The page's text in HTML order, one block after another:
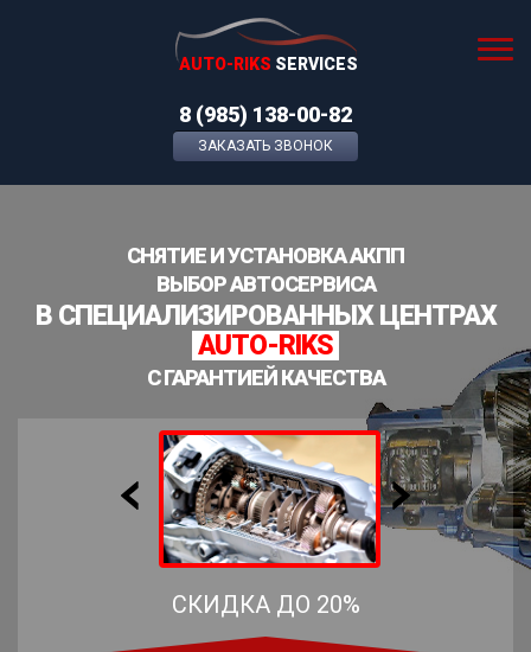
AUTO-RIKS SERVICES
8 (985) 138-00-82
ЗАКАЗАТЬ ЗВОНОК
СНЯТИЕ И УСТАНОВКА АКПП
ВЫБОР АВТОСЕРВИСА
В СПЕЦИАЛИЗИРОВАННЫХ ЦЕНТРАХ
AUTO-RIKS
С ГАРАНТИЕЙ КАЧЕСТВА
СКИДКА ДО 20%